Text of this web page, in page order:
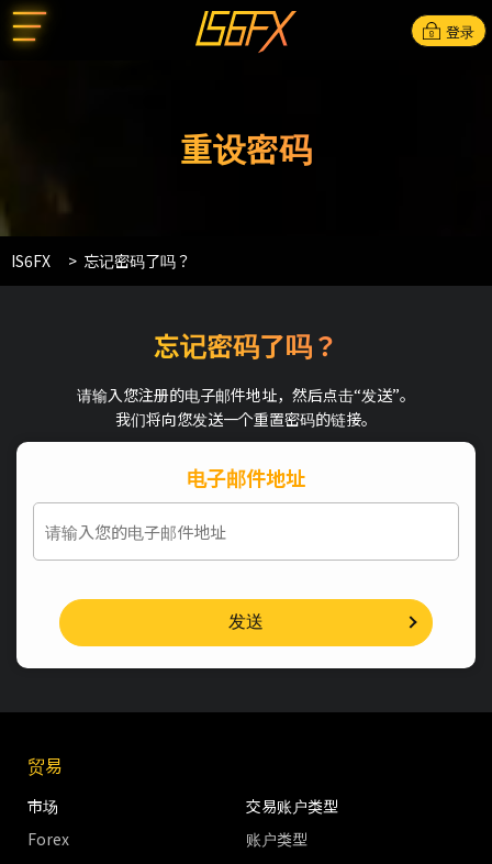
登录
重设密码
IS6FX 忘记密码了吗？
忘记密码了吗？
请输入您注册的电子邮件地址，然后点击“发送”。
我们将向您发送一个重置密码的链接。
电子邮件地址
发送
贸易
市场
Forex
交易账户类型
账户类型